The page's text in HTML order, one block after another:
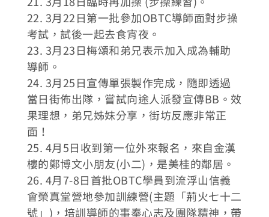
22. 3月22日第一批參加OBTC導師面對步操
考試，試後一起去食宵夜。
23. 3月23日梅頌和弟兄表示加入成為輔助
導師。
24. 3月25日宣傳單張製作完成，隨即透過
當日街佈出隊，嘗試向途人派發宣傳BB。效
果理想，弟兄姊妹分享，街坊反應非常正
面！
25. 4月5日收到第一位外來報名，來自金漢
樓的鄭博文小朋友(小二)，是美桂的鄰居。
26. 4月7-8日首批OBTC學員到流浮山信義
會榮真堂營地參加訓練營(主題「荊火七十二
號」)，培訓導師的事奉心志及團隊精神，帶